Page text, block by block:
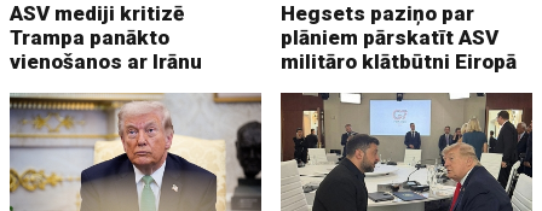
ASV mediji kritizē
Trampa panākto
vienošanos ar Irānu
Hegsets paziņo par
plāniem pārskatīt ASV
militāro klātbūtni Eiropā